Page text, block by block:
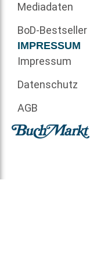
Mediadaten
BoD-Bestseller
IMPRESSUM
Impressum
Datenschutz
AGB